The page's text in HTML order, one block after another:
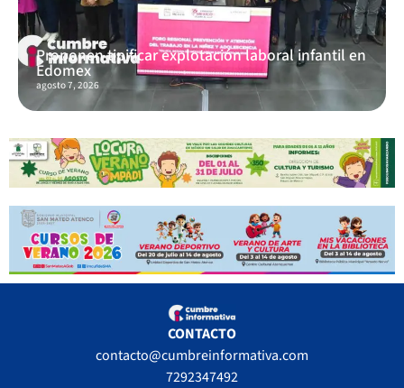
Proponen tipificar explotación laboral infantil en
Edomex
agosto 7, 2026
CONTACTO
contacto@cumbreinformativa.com
7292347492